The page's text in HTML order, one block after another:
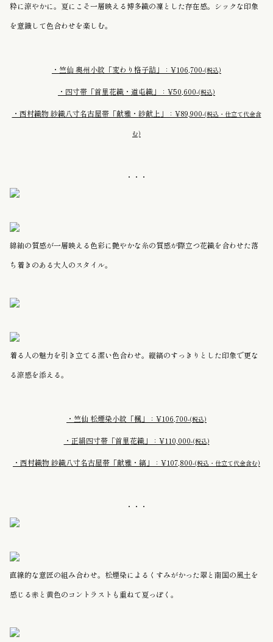
粋に涼やかに。夏にこそ一層映える博多織の凜とした存在感。シックな印象
を意識して色合わせを楽しむ。
・竺仙 奥州小紋「変わり格子詰」：¥106,700-(税込)
・四寸帯「首里花織・道屯織」：¥50,600-(税込)
・西村織物 紗織八寸名古屋帯「献雅・紗献上」：¥89,900-(税込・仕立て代金含
む)
・・・
綿紬の質感が一層映える色彩に艶やかな糸の質感が際立つ花織を合わせた落
ち着きのある大人のスタイル。
着る人の魅力を引き立てる潔い色合わせ。縦縞のすっきりとした印象で更な
る涼感を添える。
・竺仙 松煙染小紋「楓」：¥106,700-(税込)
・正絹四寸帯「首里花織」：¥110,000-(税込)
・西村織物 紗織八寸名古屋帯「献雅・縞」：¥107,800-(税込・仕立て代金含む)
・・・
直線的な意匠の組み合わせ。松煙染によるくすみがかった翠と南国の風土を
感じる赤と黄色のコントラストも重ねて夏っぽく。